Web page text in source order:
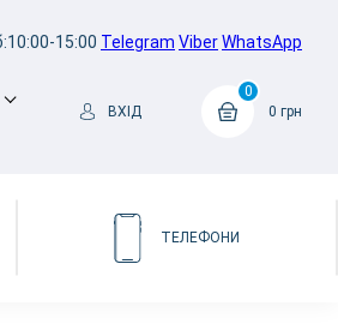
15:00 Telegram ViberWhatsApp
ВХІД
0
0 грн
ТЕЛЕФОНИ